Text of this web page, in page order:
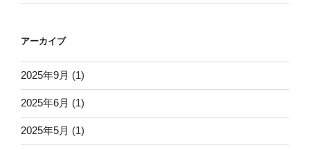
アーカイブ
2025年9月 (1)
2025年6月 (1)
2025年5月 (1)